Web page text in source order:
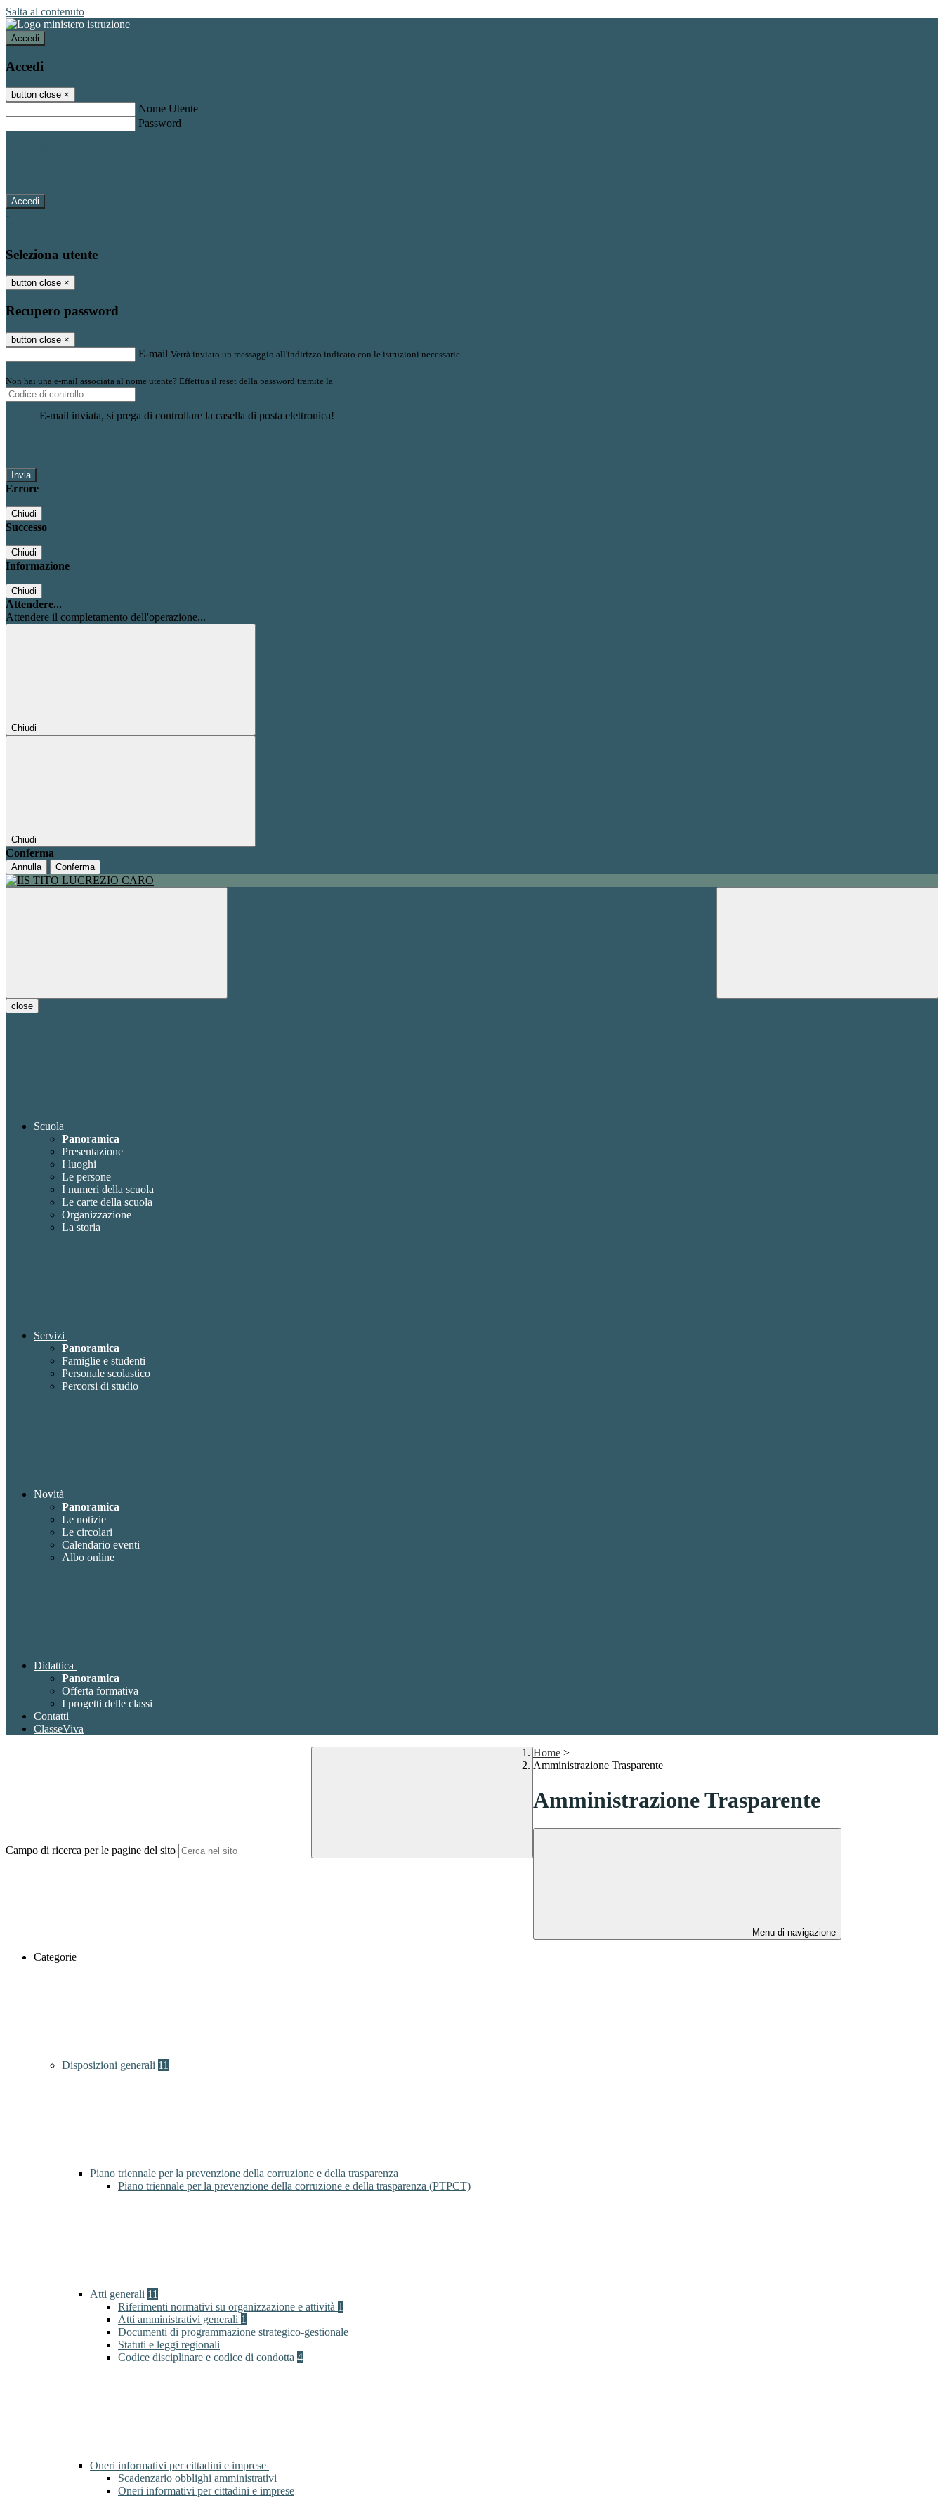
Salta al contenuto
Accedi
Accedi
button close ×
Nome Utente
Password
-
Seleziona utente
button close ×
Recupero password
button close ×
E-mail Verrà inviato un messaggio all'indirizzo indicato con le istruzioni necessarie.
Non hai una e-mail associata al nome utente? Effettua il reset della password tramite la
E-mail inviata, si prega di controllare la casella di posta elettronica!
Errore
Chiudi
Successo
Chiudi
Informazione
Chiudi
Attendere...
Attendere il completamento dell'operazione...
Chiudi
Chiudi
Conferma
Annulla Conferma
close
Scuola
Panoramica
Presentazione
I luoghi
Le persone
I numeri della scuola
Le carte della scuola
Organizzazione
La storia
Servizi
Panoramica
Famiglie e studenti
Personale scolastico
Percorsi di studio
Novità
Panoramica
Le notizie
Le circolari
Calendario eventi
Albo online
Didattica
Panoramica
Offerta formativa
I progetti delle classi
Contatti
ClasseViva
Campo di ricerca per le pagine del sito
Home >
Amministrazione Trasparente
Amministrazione Trasparente
Menu di navigazione
Categorie
Disposizioni generali 11
Piano triennale per la prevenzione della corruzione e della trasparenza
Piano triennale per la prevenzione della corruzione e della trasparenza (PTPCT)
Atti generali 11
Riferimenti normativi su organizzazione e attività 1
Atti amministrativi generali 1
Documenti di programmazione strategico-gestionale
Statuti e leggi regionali
Codice disciplinare e codice di condotta 4
Oneri informativi per cittadini e imprese
Scadenzario obblighi amministrativi
Oneri informativi per cittadini e imprese